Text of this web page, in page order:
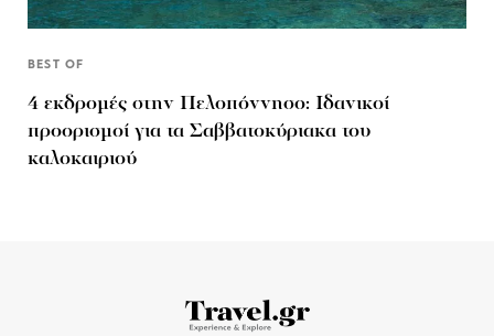
BEST OF
4 εκδρομές στην Πελοπόννησο: Ιδανικοί
προορισμοί για τα Σαββατοκύριακα του
καλοκαιριού